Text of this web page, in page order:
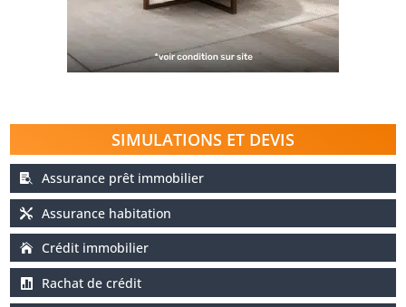
SIMULATIONS ET DEVIS
Assurance prêt immobilier
Assurance habitation
Crédit immobilier
Rachat de crédit